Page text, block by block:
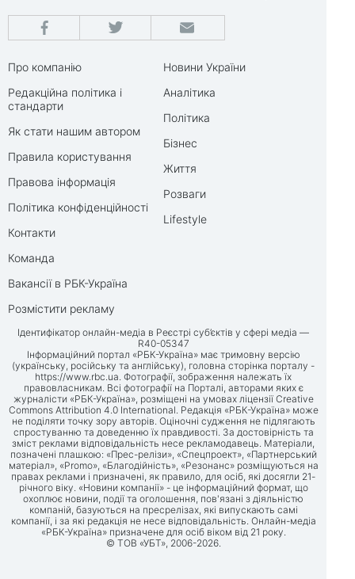
Про компанію
Редакційна політика і
стандарти
Як стати нашим автором
Правила користування
Правова інформація
Політика конфіденційності
Контакти
Команда
Вакансії в РБК-Україна
Розмістити рекламу
Новини України
Аналітика
Політика
Бізнес
Життя
Розваги
Lifestyle
Ідентифікатор онлайн-медіа в Реєстрі суб’єктів у сфері медіа —
R40-05347
Інформаційний портал «РБК-Україна» має тримовну версію
(українську, російську та англійську), головна сторінка порталу -
https://www.rbc.ua. Фотографії, зображення належать їх
правовласникам. Всі фотографії на Порталі, авторами яких є
журналісти «РБК-Україна», розміщені на умовах ліцензії Creative
Commons Attribution 4.0 International. Редакція «РБК-Україна» може
не поділяти точку зору авторів. Оціночні судження не підлягають
спростуванню та доведенню їх правдивості. За достовірність та
зміст реклами відповідальність несе рекламодавець. Матеріали,
позначені плашкою: «Прес-релізи», «Спецпроект», «Партнерський
матеріал», «Promo», «Благодійність», «Резонанс» розміщуються на
правах реклами і призначені, як правило, для осіб, які досягли 21-
річного віку. «Новини компанії» - це інформаційний формат, що
охоплює новини, події та оголошення, пов'язані з діяльністю
компаній, базуються на пресрелізах, які випускають самі
компанії, і за які редакція не несе відповідальність. Онлайн-медіа
«РБК-Україна» призначене для осіб віком від 21 року.
© ТОВ «УБТ», 2006-2026.